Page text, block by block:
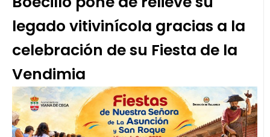
legado vitivinícola gracias a la
celebración de su Fiesta de la
Vendimia